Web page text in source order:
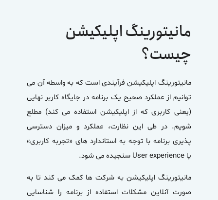
مانیتورینگ اپلیکیشن
چیست؟
مانیتورینگ اپلیکیشنفرآیندی است که به واسطه آن می
توانیم از عملکرد صحیح یک برنامه در جایگاه کاربر نهایی
(یعنی کاربری که از اپلیکیشن استفاده می کند) مطلع
شویم. در طی این نظارت، عملکرد و میزان دسترسی
پذیری برنامه با توجه به استاندارد های «تجربه کاربری»
یا User experience سنجیده می شود.
مانیتورینگ اپلیکیشن به شرکت ها کمک می کند تا به
صورت آنلاین مشکلات استفاده از برنامه را شناسایی